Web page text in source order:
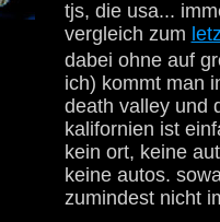
tjs, die usa...
vergleich zum
dabei ohne auf
ich) kommt man
death valley und
kalifornien ist
kein ort, keine
keine autos.
zumindest nicht